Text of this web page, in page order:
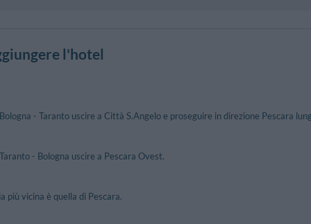
l'hotel
- Taranto uscire a Città S.Angelo e proseguire in direzione Pescara
- Bologna uscire a Pescara Ovest.
più vicina è quella di Pescara.